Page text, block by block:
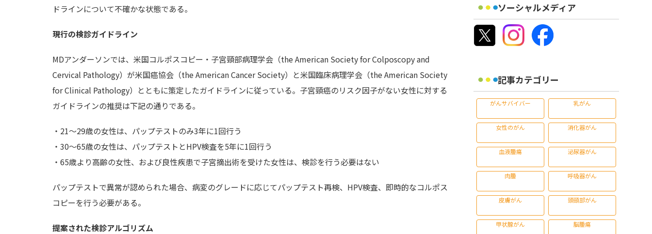
ドラインについて不確かな状態である。
現行の検診ガイドライン
MDアンダーソンでは、米国コルポスコピー・子宮頸部病理学会（the American Society for Colposcopy and
Cervical Pathology）が米国癌協会（the American Cancer Society）と米国臨床病理学会（the American Society
for Clinical Pathology）とともに策定したガイドラインに従っている。子宮頸癌のリスク因子がない女性に対する
ガイドラインの推奨は下記の通りである。
・21～29歳の女性は、パップテストのみ3年に1回行う
・30～65歳の女性は、パップテストとHPV検査を5年に1回行う
・65歳より高齢の女性、および良性疾患で子宮摘出術を受けた女性は、検診を行う必要はない
パップテストで異常が認められた場合、病変のグレードに応じてパップテスト再検、HPV検査、即時的なコルポス
コピーを行う必要がある。
提案された検診アルゴリズム
ソーシャルメディア
記事カテゴリー
がんサバイバー 乳がん
女性のがん 消化器がん
血液腫瘍 泌尿器がん
肉腫 呼吸器がん
皮膚がん 頭頸部がん
甲状腺がん 脳腫瘍